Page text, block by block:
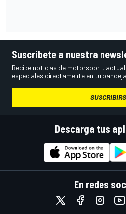
Suscríbete a nuestra
Recibe noticias de motorsport,
especiales directamente en tu
Descarga tus
En redes